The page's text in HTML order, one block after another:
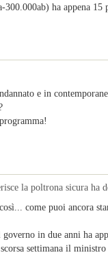
ha appena 15
e in
la poltrona sicura ha
come puoi ancora
in due anni ha
settimana il